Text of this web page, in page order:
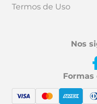
Termos de Uso
Nos